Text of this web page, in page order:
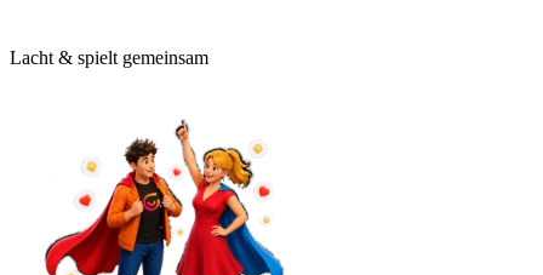
Lacht & spielt gemeinsam